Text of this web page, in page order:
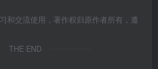
和交流使用，著作权归原作者所有，遵
THE END